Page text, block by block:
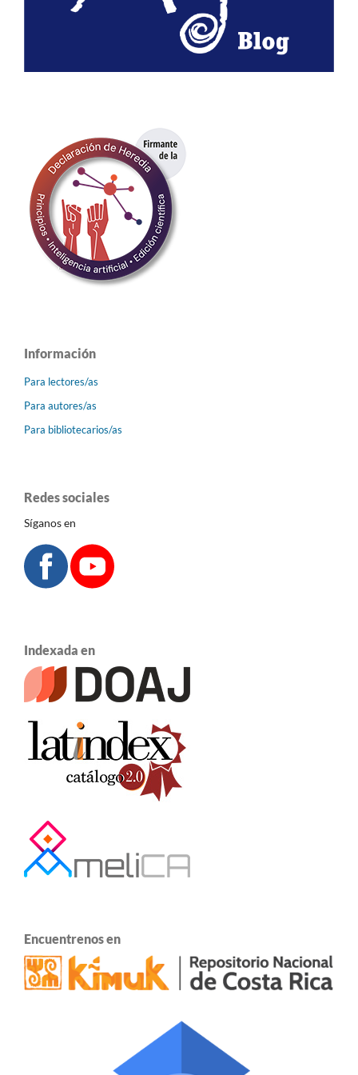
Información
Para lectores/as
Para autores/as
Para bibliotecarios/as
Redes sociales
Síganos en
Indexada en
Encuentrenos en